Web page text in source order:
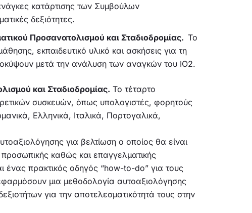
κατάρτισης των Συμβούλων
δεξιότητες.
Προσανατολισμού και Σταδιοδρομίας. Το
εκπαιδευτικό υλικό και ασκήσεις για τη
μετά την ανάλυση των αναγκών του IO2.
και Σταδιοδρομίας. Το τέταρτο
συσκευών, όπως υπολογιστές, φορητούς
Ελληνικά, Ιταλικά, Πορτογαλικά,
για βελτίωση ο οποίος θα είναι
καθώς και επαγγελματικής
πρακτικός οδηγός “how-to-do” για τους
μια μεθοδολογία αυτοαξιολόγησης
για την αποτελεσματικότητά τους στην